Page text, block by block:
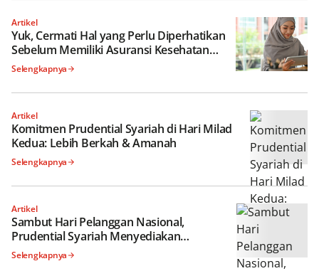
Artikel
Yuk, Cermati Hal yang Perlu Diperhatikan
Sebelum Memiliki Asuransi Kesehatan
Syariah
Selengkapnya
Artikel
Komitmen Prudential Syariah di Hari Milad
Kedua: Lebih Berkah & Amanah
Selengkapnya
Artikel
Sambut Hari Pelanggan Nasional,
Prudential Syariah Menyediakan
Pemeriksaan Kesehatan Gratis
Selengkapnya